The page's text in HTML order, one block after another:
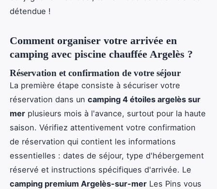
détendue !
Comment organiser votre arrivée en
camping avec piscine chauffée Argelès ?
Réservation et confirmation de votre séjour
La première étape consiste à sécuriser votre
réservation dans un camping 4 étoiles argelès sur
mer plusieurs mois à l'avance, surtout pour la haute
saison. Vérifiez attentivement votre confirmation
de réservation qui contient les informations
essentielles : dates de séjour, type d'hébergement
réservé et instructions spécifiques d'arrivée. Le
camping premium Argelès-sur-mer Les Pins vous